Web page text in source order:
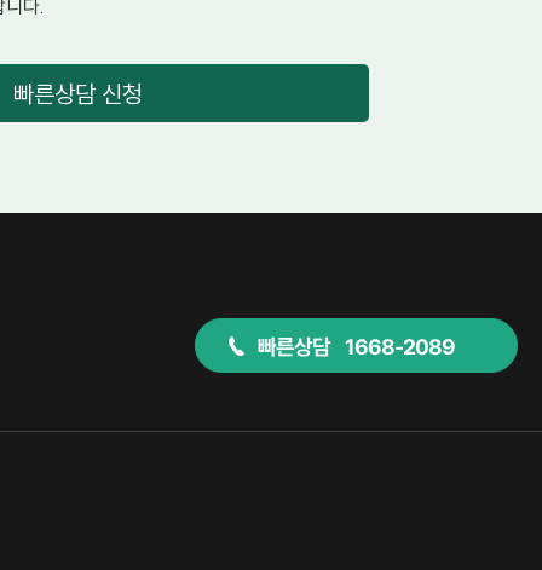
다.
빠른상담 신청
빠른상담 1668-2089